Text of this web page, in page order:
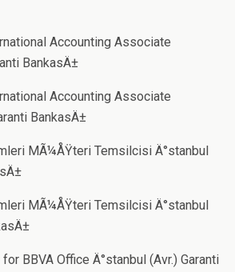
Accounting Associate
BankasÄ±
Accounting Associate
BankasÄ±
MÃ¼ÅŸteri Temsilcisi Ä°stanbul
MÃ¼ÅŸteri Temsilcisi Ä°stanbul
BBVA Office Ä°stanbul (Avr.) Garanti